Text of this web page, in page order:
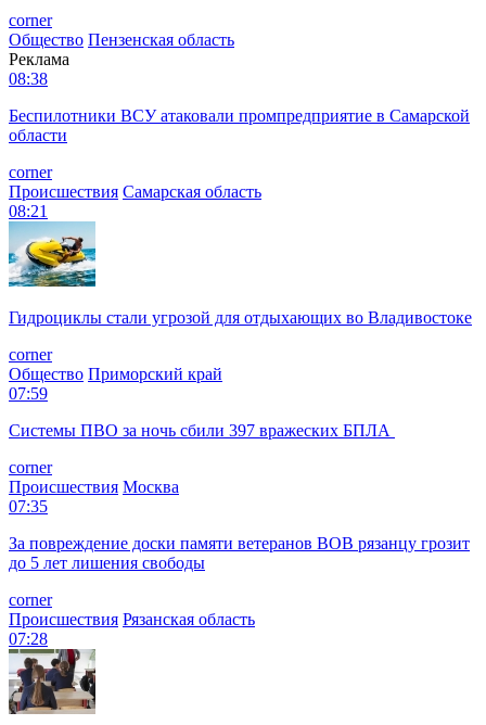
corner
Общество Пензенская область
Реклама
08:38
Беспилотники ВСУ атаковали промпредприятие в Самарской
области
corner
Происшествия Самарская область
08:21
Гидроциклы стали угрозой для отдыхающих во Владивостоке
corner
Общество Приморский край
07:59
Системы ПВО за ночь сбили 397 вражеских БПЛА
corner
Происшествия Москва
07:35
За повреждение доски памяти ветеранов ВОВ рязанцу грозит
до 5 лет лишения свободы
corner
Происшествия Рязанская область
07:28